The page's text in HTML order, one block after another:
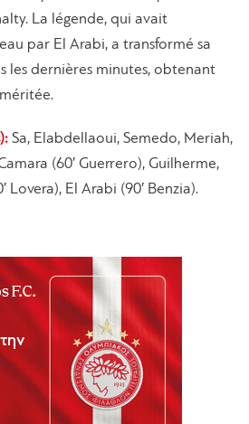
La légende, qui avait
par El Arabi, a transformé sa
les dernières minutes, obtenant
Sa, Elabdellaoui, Semedo, Meriah,
(60′ Guerrero), Guilherme,
Lovera), El Arabi (90′ Benzia).